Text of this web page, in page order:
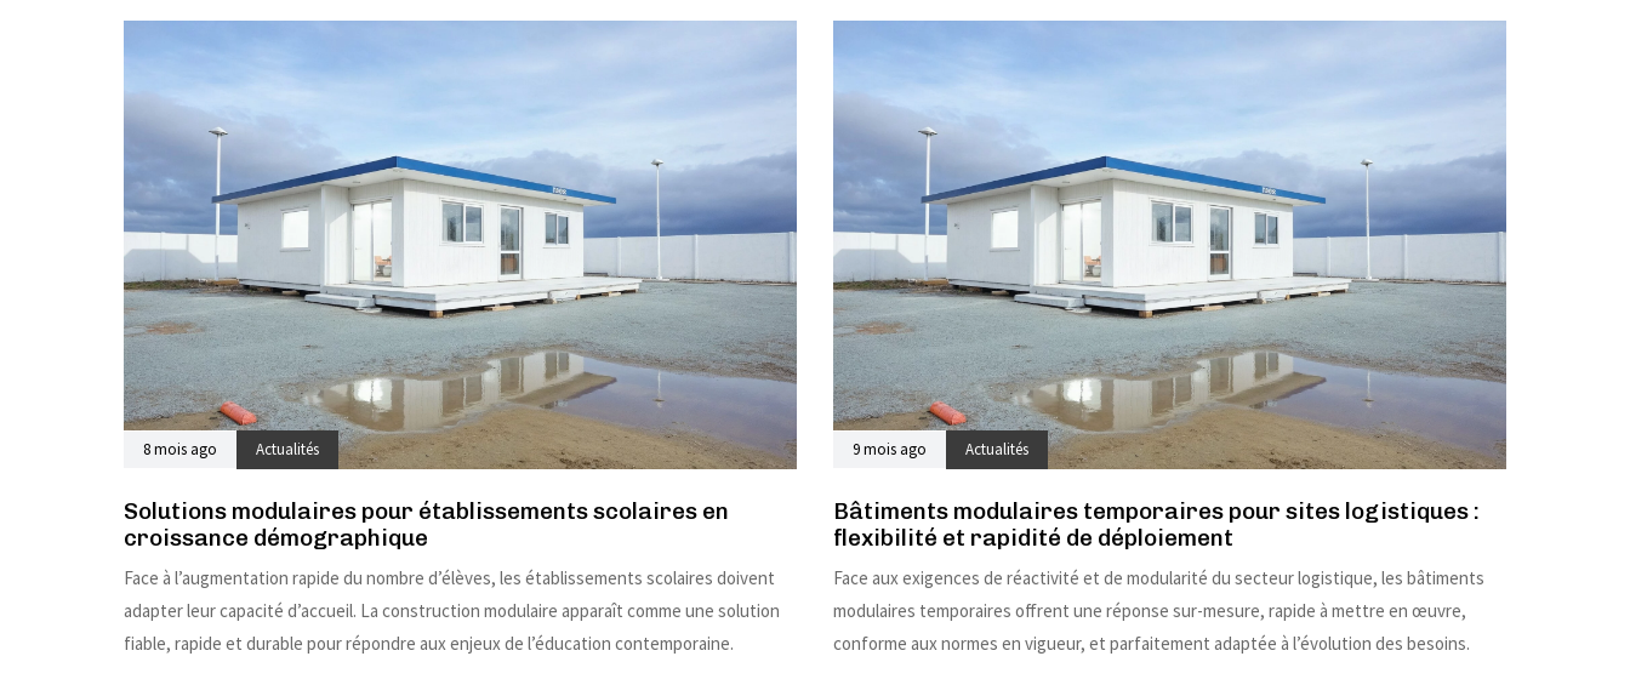
8 mois ago Actualités
Solutions modulaires pour établissements scolaires en
croissance démographique
Face à l’augmentation rapide du nombre d’élèves, les établissements scolaires doivent
adapter leur capacité d’accueil. La construction modulaire apparaît comme une solution
fiable, rapide et durable pour répondre aux enjeux de l’éducation contemporaine.
9 mois ago Actualités
Bâtiments modulaires temporaires pour sites logistiques :
flexibilité et rapidité de déploiement
Face aux exigences de réactivité et de modularité du secteur logistique, les bâtiments
modulaires temporaires offrent une réponse sur-mesure, rapide à mettre en œuvre,
conforme aux normes en vigueur, et parfaitement adaptée à l’évolution des besoins.